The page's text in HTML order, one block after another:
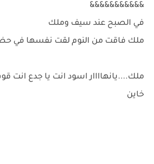
&&&&&&&&&&&
في الصبح عند سيف وملك
ملك فاقت من النوم لقت نفسها في
ملك....يانهاااار اسود انت يا جدع انت
خاين